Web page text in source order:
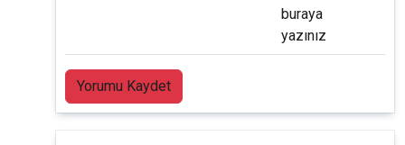
buraya
yazınız
Yorumu Kaydet